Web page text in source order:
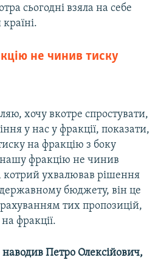
сьогодні взяла на себе
країні.
не чинив тиску
хочу вкотре спростувати,
у нас у фракції, показати,
на фракцію з боку
фракцію не чинив
котрий ухвалював рішення
бюджету, він це
тих пропозицій,
фракції.
Петро Олексійович,